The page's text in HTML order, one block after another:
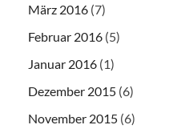
März 2016 (7)
Februar 2016 (5)
Januar 2016 (1)
Dezember 2015 (6)
November 2015 (6)